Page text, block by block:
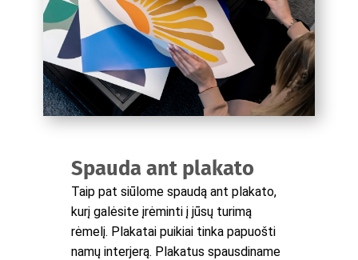
Spauda ant plakato
Taip pat siūlome spaudą ant plakato,
kurį galėsite įrėminti į jūsų turimą
rėmelį. Plakatai puikiai tinka papuošti
namų interjerą. Plakatus spausdiname